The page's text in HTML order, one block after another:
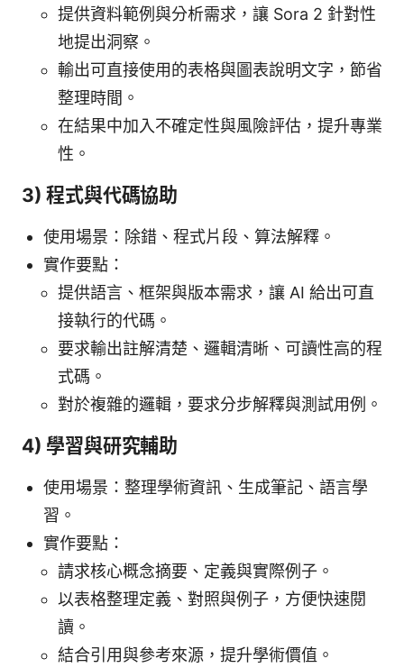
提供資料範例與分析需求，讓 Sora 2 針對性
地提出洞察。
輸出可直接使用的表格與圖表說明文字，節省
整理時間。
在結果中加入不確定性與風險評估，提升專業
性。
3) 程式與代碼協助
使用場景：除錯、程式片段、算法解釋。
實作要點：
提供語言、框架與版本需求，讓 AI 給出可直
接執行的代碼。
要求輸出註解清楚、邏輯清晰、可讀性高的程
式碼。
對於複雜的邏輯，要求分步解釋與測試用例。
4) 學習與研究輔助
使用場景：整理學術資訊、生成筆記、語言學
習。
實作要點：
請求核心概念摘要、定義與實際例子。
以表格整理定義、對照與例子，方便快速閱
讀。
結合引用與參考來源，提升學術價值。